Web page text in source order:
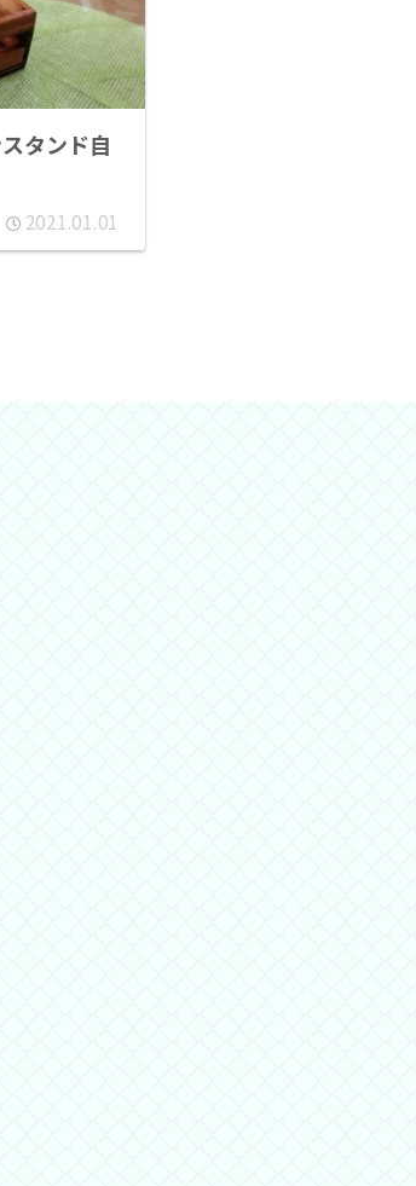
タンド自
2021.01.01